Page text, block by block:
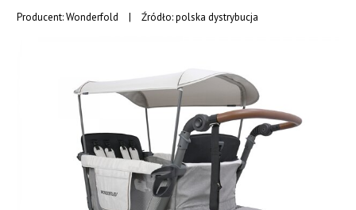
Producent:Wonderfold | Źródło: polska dystrybucja